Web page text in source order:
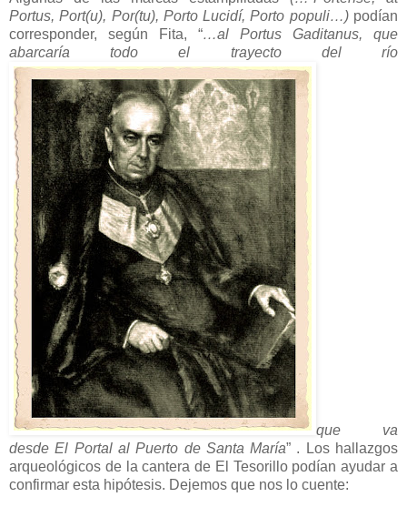
Portus, Port(u), Por(tu), Porto Lucidí, Porto populi…)podían
corresponder, según Fita, “…al Portus Gaditanus, que
abarcaría todo el trayecto del río
que va
desde El Portal al Puerto de Santa María” . Los hallazgos
arqueológicos de la cantera de El Tesorillo podían ayudar a
confirmar esta hipótesis. Dejemos que nos lo cuente: